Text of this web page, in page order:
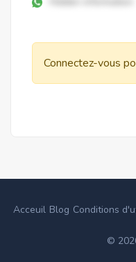
Connectez-vous
Acceuil Blog Conditions
©